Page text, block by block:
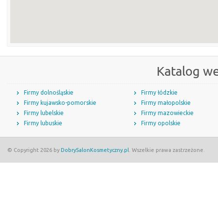
Katalog
Firmy dolnośląskie
Firmy kujawsko-pomorskie
Firmy lubelskie
Firmy lubuskie
Firmy łódzkie
Firmy małopolskie
Firmy mazowieckie
Firmy opolskie
© Copyright 2026 by DobrySalonKosmetyczny.pl . Wszelkie prawa zastrzeżone.